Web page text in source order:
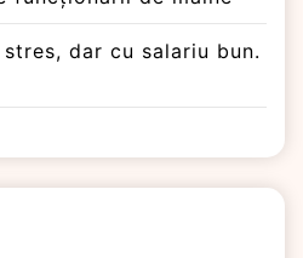
dar cu salariu bun.